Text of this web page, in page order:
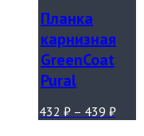
Планка
карнизная
GreenCoat
Pural
432 ₽ – 439 ₽